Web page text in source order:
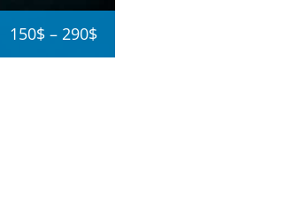
150$ – 290$